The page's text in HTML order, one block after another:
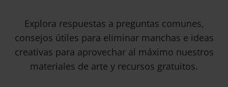
Explora respuestas a preguntas comunes,
consejos útiles para eliminar manchas e ideas
creativas para aprovechar al máximo nuestros
materiales de arte y recursos gratuitos.